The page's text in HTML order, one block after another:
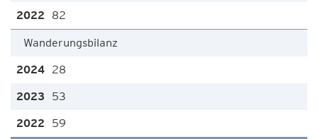
82
Wanderungsbilanz
28
53
59